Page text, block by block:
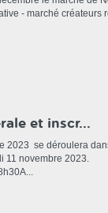
- marché créateurs
et inscr...
2023 se déroulera
11 novembre 2023.